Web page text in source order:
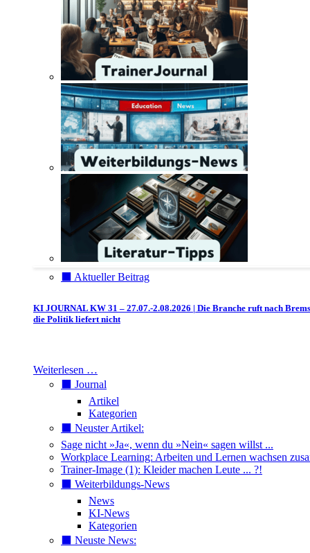
⬛️ Aktueller Beitrag
KI JOURNAL KW 31 – 27.07.-2.08.2026 | Die Branche ruft nach
die Politik liefert nicht
Weiterlesen …
⬛️ Journal
Artikel
Kategorien
⬛️ Neuster Artikel:
Sage nicht »Ja«, wenn du »Nein« sagen willst ...
Workplace Learning: Arbeiten und Lernen wachsen
Trainer-Image (1): Kleider machen Leute ... ?!
⬛️ Weiterbildungs-News
News
KI-News
Kategorien
⬛️ Neuste News: